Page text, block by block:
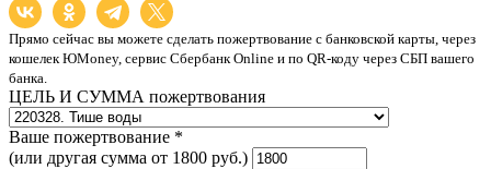
Прямо сейчас вы можете сделать пожертвование с банковской карты, через
кошелек ЮMoney, сервис Сбербанк Online и по QR-коду через СБП вашего
банка.
ЦЕЛЬ И СУММА пожертвования
Ваше пожертвование *
(или другая сумма от 1800 руб.)